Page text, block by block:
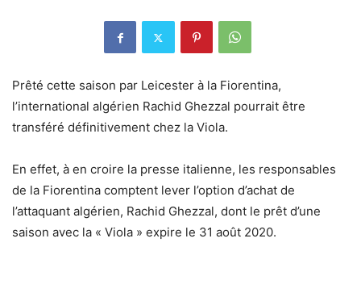
Prêté cette saison par Leicester à la Fiorentina,
l’international algérien Rachid Ghezzal pourrait être
transféré définitivement chez la Viola.
En effet, à en croire la presse italienne, les responsables
de la Fiorentina comptent lever l’option d’achat de
l’attaquant algérien, Rachid Ghezzal, dont le prêt d’une
saison avec la « Viola » expire le 31 août 2020.